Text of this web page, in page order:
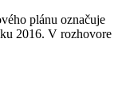
plánu označuje
2016. V rozhovore